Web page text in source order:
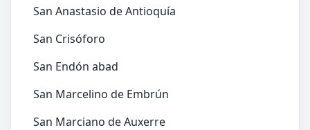
San Anastasio de Antioquía
San Crisóforo
San Endón abad
San Marcelino de Embrún
San Marciano de Auxerre